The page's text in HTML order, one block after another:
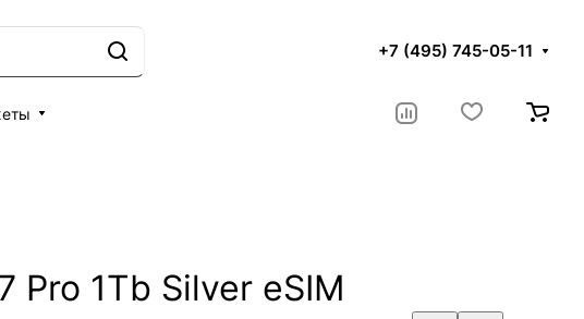
+7 (495) 745-05-11
Pro 1Tb Silver eSIM